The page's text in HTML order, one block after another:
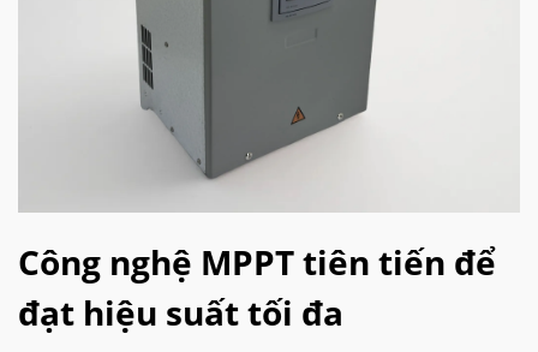
Công nghệ MPPT tiên tiến để
đạt hiệu suất tối đa